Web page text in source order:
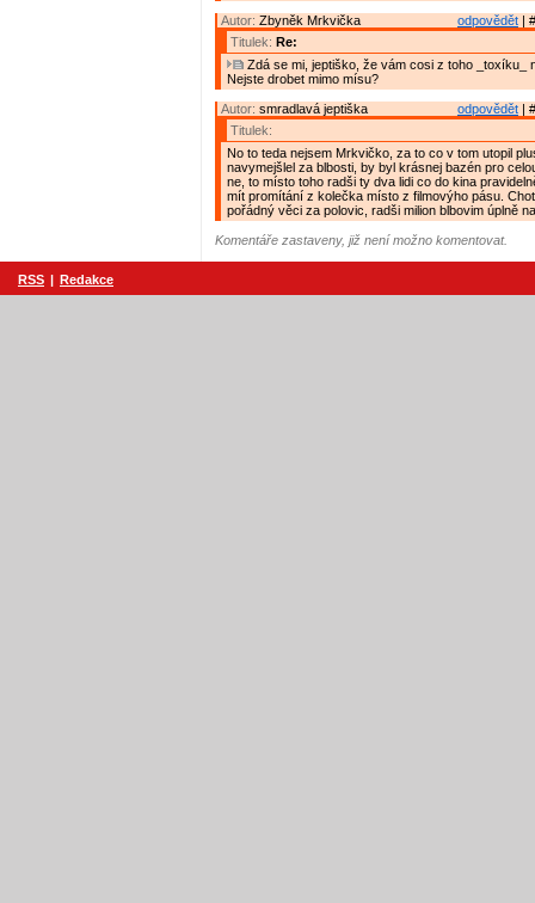
odpovědět |
Autor: Zbyněk Mrkvička
Titulek: Re:
Zdá se mi, jeptiško, že vám cosi z toho _toxíku_
Nejste drobet mimo mísu?
odpovědět |
Autor: smradlavá jeptiška
Titulek:
No to teda nejsem Mrkvičko, za to co v tom utopil
navymejšlel za blbosti, by byl krásnej bazén pro
ne, to místo toho radši ty dva lidi co do kina
mít promítání z kolečka místo z filmovýho pásu.
pořádný věci za polovic, radši milion blbovim úplně
Komentáře zastaveny, již není možno komentovat.
RSS | Redakce